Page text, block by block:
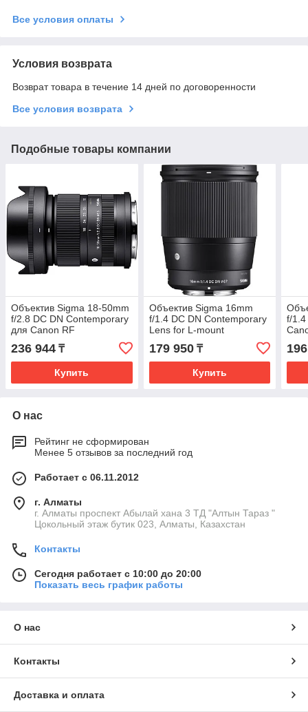
Все условия оплаты
Условия возврата
Возврат товара в течение 14 дней по договоренности
Все условия возврата
Подобные товары компании
Объектив Sigma 18-50mm
f/2.8 DC DN Contemporary
для Canon RF
236 944 ₸
Купить
Объектив Sigma 16mm
f/1.4 DC DN Contemporary
Lens for L-mount
179 950₸
Купить
f/1.4
О нас
Рейтинг не сформирован
Менее 5 отзывов за последний год
Работает с 06.11.2012
г. Алматы
г. Алматы проспект Абылай хана 3 ТД "Алтын Тараз "
Цокольный этаж бутик 023, Алматы, Казахстан
Контакты
Сегодня работает с 10:00 до 20:00
Показать весь график работы
О нас
Контакты
Доставка и оплата